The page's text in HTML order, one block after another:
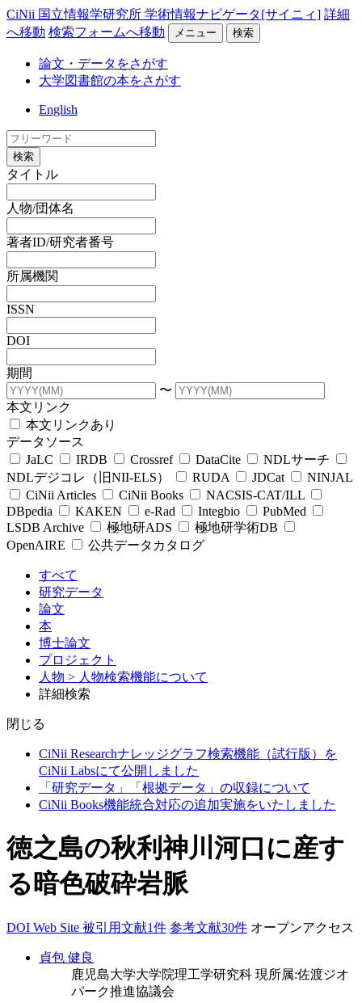
CiNii 国立情報学研究所 学術情報ナビゲータ[サイニィ] 詳細
へ移動 検索フォームへ移動 メニュー 検索
論文・データをさがす
大学図書館の本をさがす
English
検索
タイトル
人物/団体名
著者ID/研究者番号
所属機関
ISSN
DOI
期間
〜
本文リンク
本文リンクあり
データソース
JaLC
IRDB Crossref DataCite
NDLサーチ
NDLデジコレ（旧NII-ELS）
RUDA JDCat
NINJAL
CiNii Articles
CiNii Books
NACSIS-CAT/ILL
DBpedia
KAKEN e-Rad Integbio
PubMed
LSDB Archive
極地研ADS
極地研学術DB
OpenAIRE
公共データカタログ
すべて
研究データ
論文
本
博士論文
プロジェクト
人物 > 人物検索機能について
詳細検索
閉じる
CiNii Researchナレッジグラフ検索機能（試行版）を
CiNii Labsにて公開しました
「研究データ」「根拠データ」の収録について
CiNii Books機能統合対応の追加実施をいたしました
徳之島の秋利神川河口に産す
る暗色破砕岩脈
DOI Web Site 被引用文献1件 参考文献30件 オープンアクセス
貞包 健良
鹿児島大学大学院理工学研究科 現所属:佐渡ジオ
パーク推進協議会